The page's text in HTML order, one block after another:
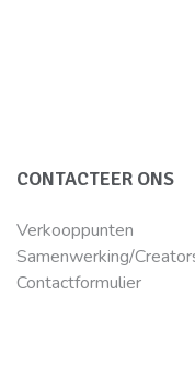
CONTACTEER ONS
Verkooppunten
Samenwerking/
Contactformulier